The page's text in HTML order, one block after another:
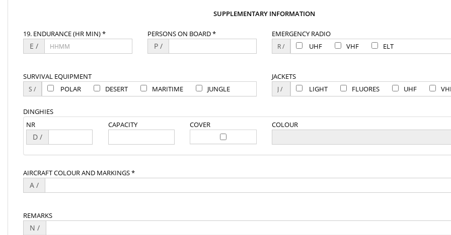
SUPPLEMENTARY INFORMATION
19. ENDURANCE (HR MIN) *
E /
PERSONS ON BOARD *
P /
EMERGENCY RADIO
UHF
VHF ELT
SURVIVAL EQUIPMENT
POLAR
DESERT MARITIME JUNGLE
JACKETS
LIGHT
FLUORES UHF
DINGHIES
NR
D /
CAPACITY COVER COLOUR
AIRCRAFT COLOUR AND MARKINGS *
A /
REMARKS
N /